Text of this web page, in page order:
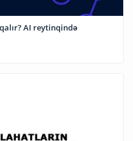
AI reytinqində